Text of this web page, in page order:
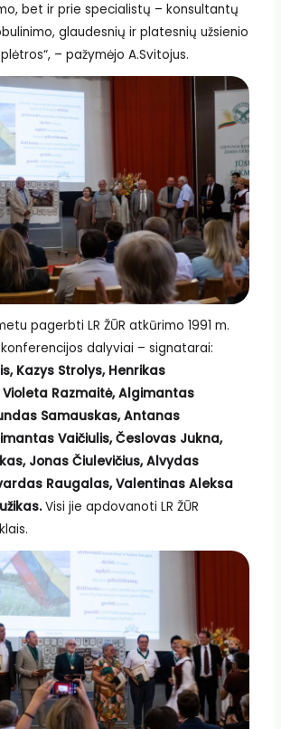
bet ir prie specialistų – konsultantų
glaudesnių ir platesnių užsienio
– pažymėjo A.Svitojus.
pagerbti LR ŽŪR atkūrimo 1991 m.
dalyviai – signatarai:
Kazys Strolys, Henrikas
Violeta Razmaitė, Algimantas
Samauskas, Antanas
Vaičiulis, Česlovas Jukna,
Jonas Čiulevičius, Alvydas
Raugalas, Valentinas Aleksa
Visi jie apdovanoti LR ŽŪR